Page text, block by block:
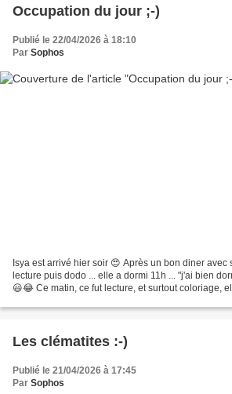
Occupation du jour ;-)
Publié le 22/04/2026 à 18:10
Par Sophos
Isya est arrivé hier soir 😍 Après un bon diner avec
lecture puis dodo ... elle a dormi 11h ... "j'ai bien
😃😂 Ce matin, ce fut lecture, et surtout coloriage,
Les clématites :-)
Publié le 21/04/2026 à 17:45
Par Sophos